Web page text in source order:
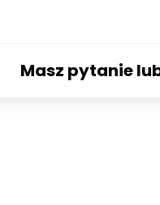
Masz pytanie